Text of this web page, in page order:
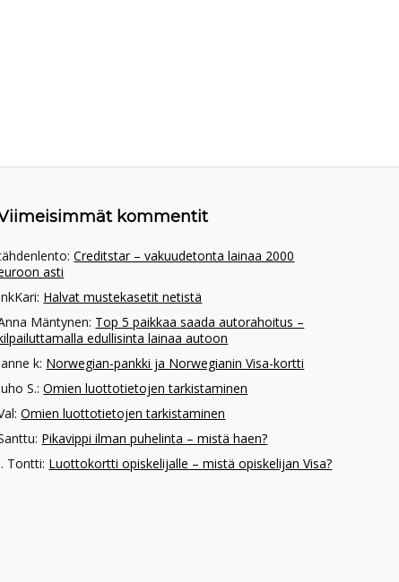
kommentit
:Creditstar – vakuudetonta lainaa 2000
asti
: Halvat mustekasetit netistä
Mäntynen: Top 5 paikkaa saada autorahoitus –
edullisinta lainaa autoon
k: Norwegian-pankki ja Norwegianin Visa-kortti
S.:Omien luottotietojen tarkistaminen
:Omien luottotietojen tarkistaminen
: Pikavippi ilman puhelinta – mistä haen?
Tontti: Luottokortti opiskelijalle – mistä opiskelijan Visa?